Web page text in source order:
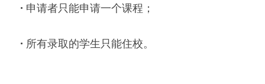
· 申请者只能申请一个课程；
· 所有录取的学生只能住校。